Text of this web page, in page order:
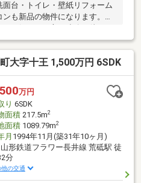
台・トイレ・壁紙リフォーム
も新品の物件になります。築
大字十王 1,500万円 6SDK
万円
り 6SDK
面積217.5m2
面積1089.79m2
月 1994年11月(築31年10ヶ月)
山形鉄道フラワー長井線 荒砥駅 徒
分
他の交通